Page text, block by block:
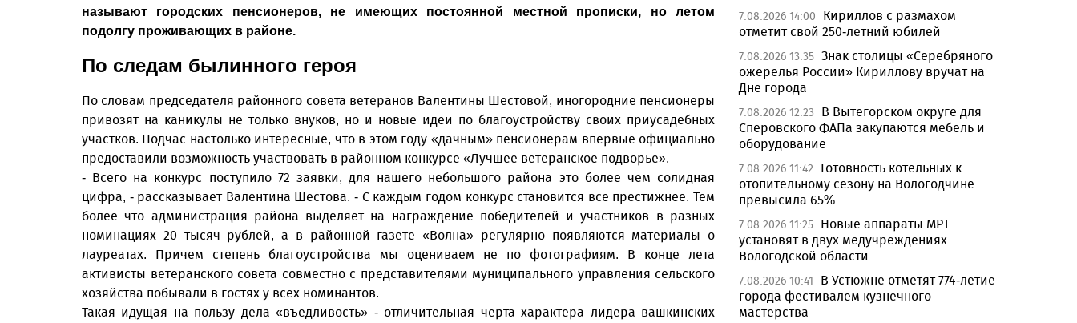
называют городских пенсионеров, не имеющих постоянной местной прописки, но летом
подолгу проживающих в районе.
По следам былинного героя
По словам председателя районного совета ветеранов Валентины Шестовой, иногородние пенсионеры
привозят на каникулы не только внуков, но и новые идеи по благоустройству своих приусадебных
участков. Подчас настолько интересные, что в этом году «дачным» пенсионерам впервые официально
предоставили возможность участвовать в районном конкурсе «Лучшее ветеранское подворье».
- Всего на конкурс поступило 72 заявки, для нашего небольшого района это более чем солидная
цифра, - рассказывает Валентина Шестова. - С каждым годом конкурс становится все престижнее. Тем
более что администрация района выделяет на награждение победителей и участников в разных
номинациях 20 тысяч рублей, а в районной газете «Волна» регулярно появляются материалы о
лауреатах. Причем степень благоустройства мы оцениваем не по фотографиям. В конце лета
активисты ветеранского совета совместно с представителями муниципального управления сельского
хозяйства побывали в гостях у всех номинантов.
Такая идущая на пользу дела «въедливость» - отличительная черта характера лидера вашкинских
7.08.2026 14:00
Кириллов с размахом
отметит свой 250-летний юбилей
7.08.2026 13:35 Знак столицы «Серебряного
ожерелья России» Кириллову вручат на
Дне города
7.08.2026 12:23
В Вытегорском округе для
Сперовского ФАПа закупаются мебель и
оборудование
7.08.2026 11:42
Готовность котельных к
отопительному сезону на Вологодчине
превысила 65%
7.08.2026 11:25 Новые аппараты МРТ
установят в двух медучреждениях
Вологодской области
7.08.2026 10:41
В Устюжне отметят 774-летие
города фестивалем кузнечного
мастерства